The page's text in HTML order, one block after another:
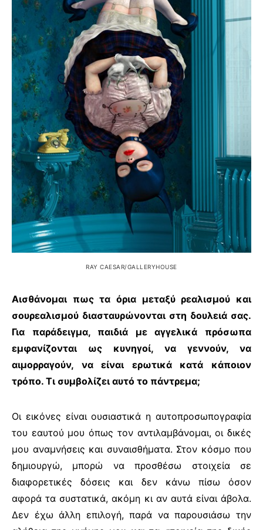
RAY CAESAR/GALLERYHOUSE
Αισθάνομαι πως τα όρια μεταξύ ρεαλισμού και
σουρεαλισμού διασταυρώνονται στη δουλειά σας.
Για παράδειγμα, παιδιά με αγγελικά πρόσωπα
εμφανίζονται ως κυνηγοί, να γεννούν, να
αιμορραγούν, να είναι ερωτικά κατά κάποιον
τρόπο. Τι συμβολίζει αυτό το πάντρεμα;
Οι εικόνες είναι ουσιαστικά η αυτοπροσωπογραφία
του εαυτού μου όπως τον αντιλαμβάνομαι, οι δικές
μου αναμνήσεις και συναισθήματα. Στον κόσμο που
δημιουργώ, μπορώ να προσθέσω στοιχεία σε
διαφορετικές δόσεις και δεν κάνω πίσω όσον
αφορά τα συστατικά, ακόμη κι αν αυτά είναι άβολα.
Δεν έχω άλλη επιλογή, παρά να παρουσιάσω την